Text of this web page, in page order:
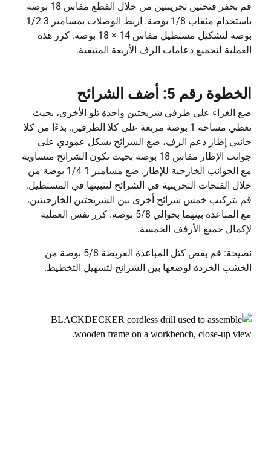
قم بحفر فتحتين تجريبتين من خلال القطع مقاس 18 بوصة
باستخدام مثقاب 1/8 بوصة. اربط الوصلات بمسامير 3 1/2
بوصة لتشكيل مستطيل مقاس 14 × 18 بوصة. كرر هذه
العملية لتجميع دعامات الرف الأربعة المتبقية.
الخطوة رقم 5: أضف الشرائح
ضع الغراء على طرفي شريحتين واحدة تلو الأخرى، بحيث
تغطي مساحة 1 بوصة مربعة على كلا الطرفين. بدءًا من كلا
جانبي إطار دعم الرف، ضع الشرائح بشكل عمودي على
جوانب الإطار مقاس 18 بوصة بحيث تكون الشرائح متساوية
مع الجوانب الخارجية للإطار. ضع مسامير 1 1/4 بوصة من
خلال الفتحات التجريبية في الشرائح لتثبيتها في المستطيل.
قم بتركيب خمس شرائح أخرى بين الشريحتين الخارجيتين،
مع المباعدة بينهما بحوالي 5/8 بوصة. كرر نفس العملية
لإكمال جميع الأرفف الخمسة.
نصيحة: قم بقص كتل المباعدة العريضة 5/8 بوصة من
الخشب الخردة لوضعها بين الشرائح لتسهيل التخطيط.